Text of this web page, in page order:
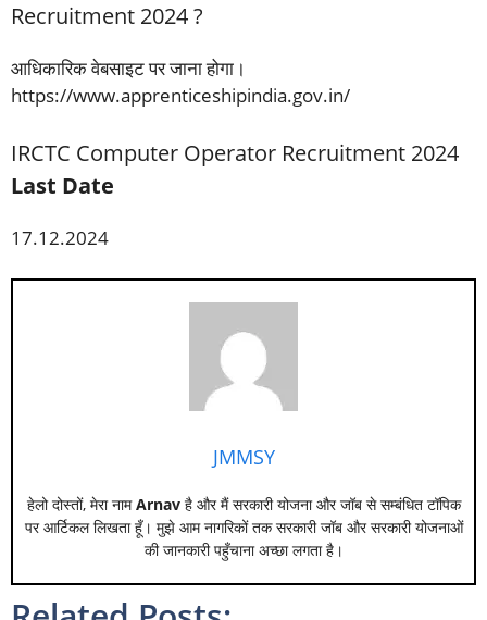
Recruitment 2024 ?
आधिकारिक वेबसाइट पर जाना होगा।
https://www.apprenticeshipindia.gov.in/
IRCTC Computer Operator Recruitment 2024
Last Date
17.12.2024
JMMSY
हेलो दोस्तों, मेरा नामArnavहै और मैं सरकारी योजना और जॉब से सम्बंधित टॉपिक
पर आर्टिकल लिखता हूँ। मुझे आम नागरिकों तक सरकारी जॉब और सरकारी योजनाओं
की जानकारी पहुँचाना अच्छा लगता है।